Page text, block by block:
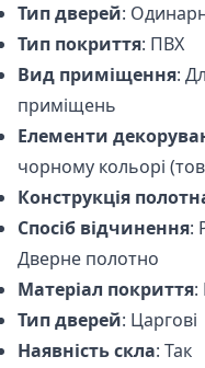
Тип дверей:
Тип покриття: ПВХ
Вид приміщення:
приміщень
Елементи
чорному кольорі
Конструкція
Спосіб відчинення:
Дверне полотно
Матеріал покриття:
Тип дверей: Царгові
Наявність скла: Так